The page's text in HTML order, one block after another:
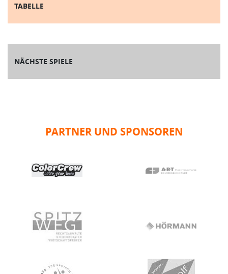
TABELLE
NÄCHSTE SPIELE
PARTNER UND SPONSOREN